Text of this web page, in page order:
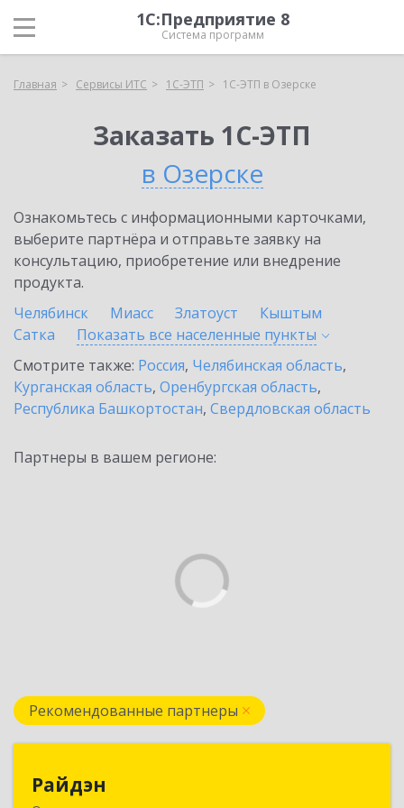
1С:Предприятие 8
Система программ
Главная Сервисы ИТС 1С-ЭТП 1С-ЭТП в Озерске
Заказать 1С-ЭТП
в Озерске
Ознакомьтесь с информационными карточками,
выберите партнёра и отправьте заявку на
консультацию, приобретение или внедрение
продукта.
Челябинск
Миасс Златоуст
Кыштым
Сатка
Показать все населенные пункты
Смотрите также: Россия, Челябинская область,
Курганская область, Оренбургская область,
Республика Башкортостан, Свердловская область
Партнеры в вашем регионе:
Рекомендованные партнеры
Райдэн